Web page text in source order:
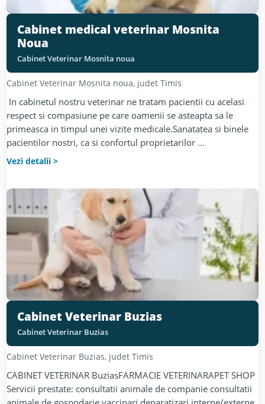
Cabinet medical veterinar Mosnita
Noua
Cabinet Veterinar Mosnita noua
Cabinet Veterinar Mosnita noua, judet Timis
In cabinetul nostru veterinar ne tratam pacientii cu acelasi
respect si compasiune pe care oamenii se asteapta sa le
primeasca in timpul unei vizite medicale.Sanatatea si binele
pacientilor nostri, ca si confortul proprietarilor ...
Vezi detalii
Cabinet Veterinar Buzias
Cabinet Veterinar Buzias
Cabinet Veterinar Buzias, judet Timis
CABINET VETERINAR BuziasFARMACIE VETERINARAPET SHOP
Servicii prestate: consultatii animale de companie consultatii